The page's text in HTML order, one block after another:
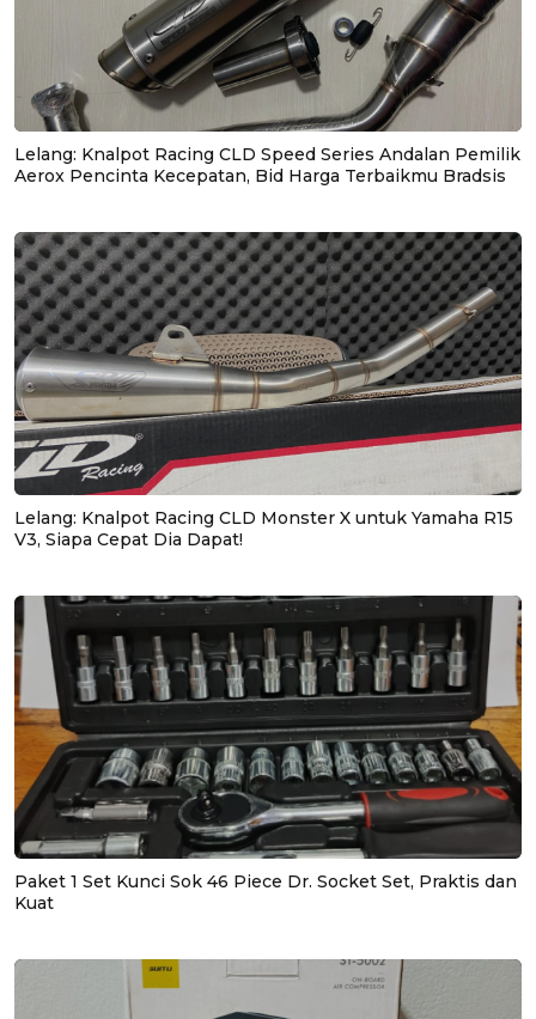
Lelang: Knalpot Racing CLD Speed Series Andalan Pemilik
Aerox Pencinta Kecepatan, Bid Harga Terbaikmu Bradsis
Lelang: Knalpot Racing CLD Monster X untuk Yamaha R15
V3, Siapa Cepat Dia Dapat!
Paket 1 Set Kunci Sok 46 Piece Dr. Socket Set, Praktis dan
Kuat